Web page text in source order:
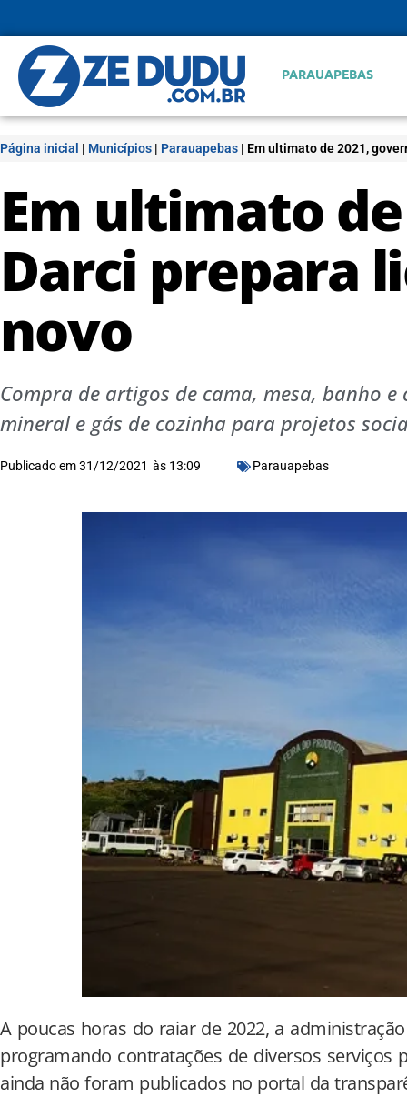
PARAUAPEBAS
Página inicial | Municípios | Parauapebas | Em ultimato de 2021,
Em ultimato
Darci prepara
novo
Compra de artigos de cama, mesa, banho
mineral e gás de cozinha para projetos
Publicado em31/12/2021 às 13:09 Parauapebas
A poucas horas do raiar de 2022, a
programando contratações de diversos serviços
ainda não foram publicados no portal da